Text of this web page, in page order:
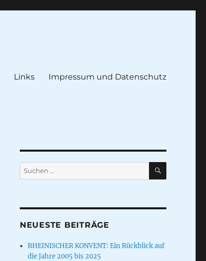
Links Impressum und Datenschutz
Suche
nach:
SUCHEN
NEUESTE BEITRÄGE
RHEINISCHER KONVENT: Ein Rückblick auf
die Jahre 2005 bis 2025